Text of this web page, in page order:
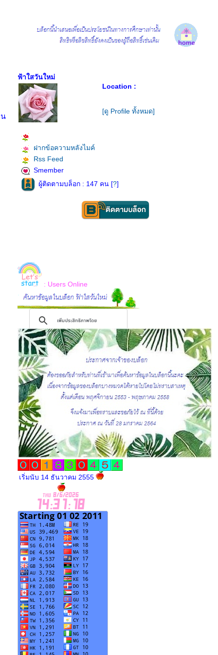
ฟ้าใสวันใหม่
Location :
[ดู Profile ทั้งหมด]
ฝากข้อความหลังไมค์
Rss Feed
Smember
ผู้ติดตามบล็อก : 147 คน [?]
: Users Online
เริ่มนับ 14 ธันวาคม 2555